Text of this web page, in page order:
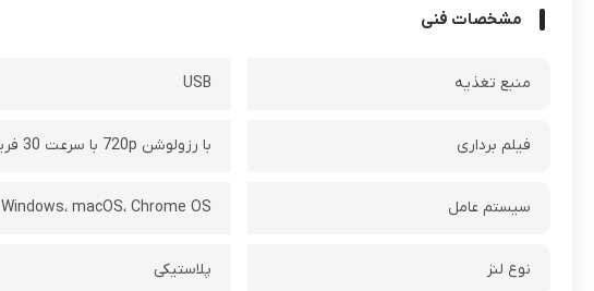
مشخصات فنی
منبع تغذیه USB
فیلم برداری با رزولوشن 720p با سرعت 30 فریم بر ثانیه (1280x 720)، رزولوشن فیلم : HD 720P، کیفیت : HD
سیستم عامل Windows، macOS، Chrome OS
نوع لنز پلاستیکی